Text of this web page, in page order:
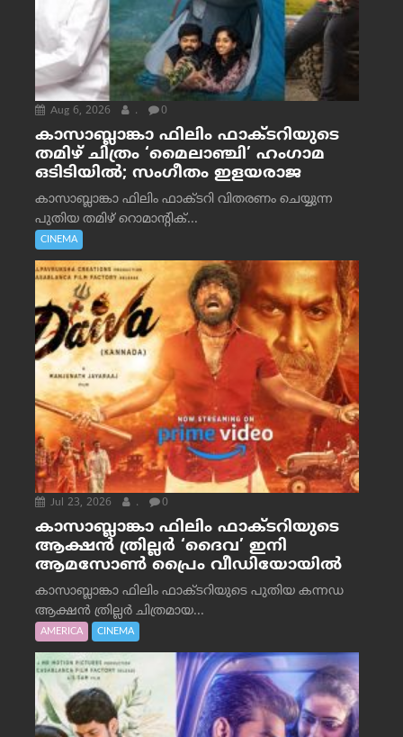
Aug 6, 2026 . 0
കാസാബ്ലാങ്കാ ഫിലിം ഫാക്ടറിയുടെ
തമിഴ് ചിത്രം ‘മൈലാഞ്ചി’ ഹംഗാമ
ഒടിടിയിൽ; സംഗീതം ഇളയരാജ
കാസാബ്ലാങ്കാ ഫിലിം ഫാക്ടറി വിതരണം ചെയ്യുന്ന
പുതിയ തമിഴ് റൊമാന്റിക്...
CINEMA
Jul 23, 2026 . 0
കാസാബ്ലാങ്കാ ഫിലിം ഫാക്ടറിയുടെ
ആക്ഷൻ ത്രില്ലർ ‘ദൈവ’ ഇനി
ആമസോൺ പ്രൈം വീഡിയോയിൽ
കാസാബ്ലാങ്കാ ഫിലിം ഫാക്ടറിയുടെ പുതിയ കന്നഡ
ആക്ഷൻ ത്രില്ലർ ചിത്രമായ...
AMERICA CINEMA